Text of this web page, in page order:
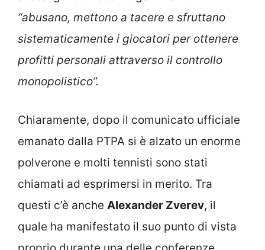
“abusano, mettono a tacere e sfruttano
sistematicamente i giocatori per ottenere
profitti personali attraverso il controllo
monopolistico”.
Chiaramente, dopo il comunicato ufficiale
emanato dalla PTPA si è alzato un enorme
polverone e molti tennisti sono stati
chiamati ad esprimersi in merito. Tra
questi c’è anche Alexander Zverev, il
quale ha manifestato il suo punto di vista